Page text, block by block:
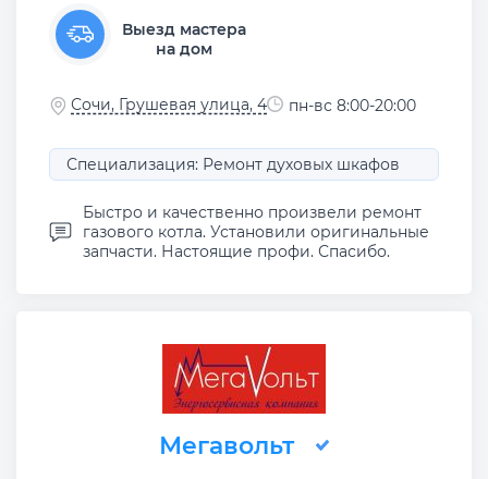
Выезд мастера
на дом
Сочи, Грушевая улица, 4 пн-вс 8:00-20:00
Специализация: Ремонт духовых шкафов
Быстро и качественно произвели ремонт
газового котла. Установили оригинальные
запчасти. Настоящие профи. Спасибо.
Мегавольт